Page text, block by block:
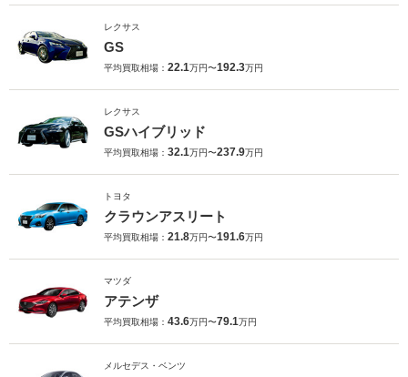
レクサス
GS
平均買取相場： 22.1万円〜192.3万円
レクサス
GSハイブリッド
平均買取相場： 32.1万円〜237.9万円
トヨタ
クラウンアスリート
平均買取相場： 21.8万円〜191.6万円
マツダ
アテンザ
平均買取相場： 43.6万円〜79.1万円
メルセデス・ベンツ